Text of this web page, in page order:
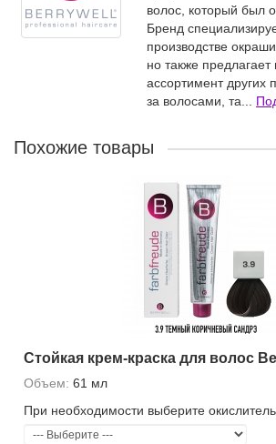
волос, который был
Бренд
производстве
но также
ассортимент других
за волосами, та...
Похожие товары
Стойкая крем-краска для волос
Объем: 61 мл
При необходимости выберите